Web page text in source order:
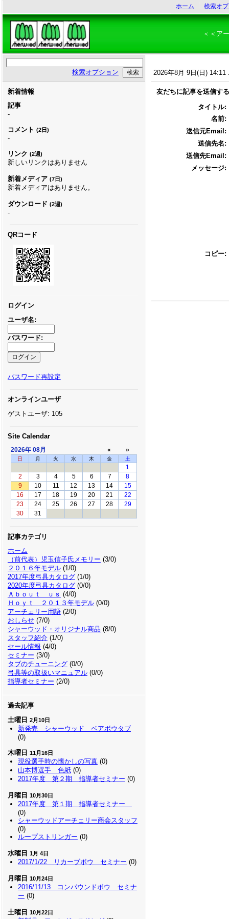
ホーム 検索オ
＜＜ア
検索オプション
新着情報
記事
-
コメント (2日)
-
リンク (2週)
新しいリンクはありません
新着メディア (7日)
新着メディアはありません。
ダウンロード (2週)
-
QRコード
ログイン
ユーザ名:
パスワード:
パスワード再設定
オンラインユーザ
ゲストユーザ: 105
Site Calendar
2026年 08月 « »
日 月 火 水 木 金 土
1
2
3 4 5 6 7
8
9
10 11 12 13 14
15
16
17 18 19 20 21
22
23
24 25 26 27 28
29
30
31
記事カテゴリ
ホーム
（前代表）児玉信子氏メモリー (3/0)
２０１６年モデル(1/0)
2017年度弓具カタログ(1/0)
2020年度弓具カタログ(0/0)
Ａｂｏｕｔ ｕｓ (4/0)
Ｈｏｙｔ ２０１３年モデル(0/0)
アーチェリー用語(2/0)
おしらせ(7/0)
シャーウッド・オリジナル商品 (8/0)
スタッフ紹介(1/0)
セール情報 (4/0)
セミナー (3/0)
タブのチューニング(0/0)
弓具等の取扱いマニュアル(0/0)
指導者セミナー (2/0)
過去記事
土曜日 2月10日
新発売 シャーウッド ベアボウタブ
(0)
木曜日 11月16日
現役選手時の懐かしの写真(0)
山本博選手 色紙(0)
2017年度 第２期 指導者セミナー (0)
月曜日 10月30日
2017年度 第１期 指導者セミナー
(0)
シャーウッドアーチェリー商会スタッフ
(0)
ループストリンガー (0)
水曜日 1月 4日
2017/1/22 リカーブボウ セミナー (0)
月曜日 10月24日
2016/11/13 コンパウンドボウ セミナ
ー (0)
土曜日 10月22日
2026年8月 9日(日) 14:11
友だちに記事を送信する
タイトル:
名前:
送信元Email:
送信先名:
送信先Email:
メッセージ:
コピー: